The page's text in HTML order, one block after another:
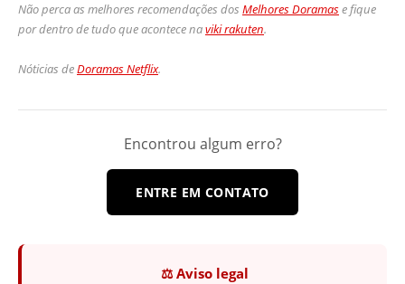
Não perca as melhores recomendações dos Melhores Doramase fique
por dentro de tudo que acontece naviki rakuten.
Nóticias deDoramas Netflix.
Encontrou algum erro?
ENTRE EM CONTATO
⚖️ Aviso legal